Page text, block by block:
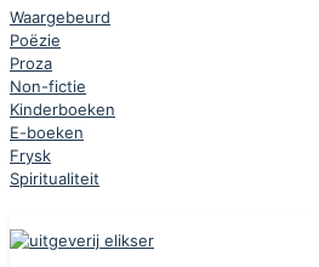
Waargebeurd
Poëzie
Proza
Non-fictie
Kinderboeken
E-boeken
Frysk
Spiritualiteit